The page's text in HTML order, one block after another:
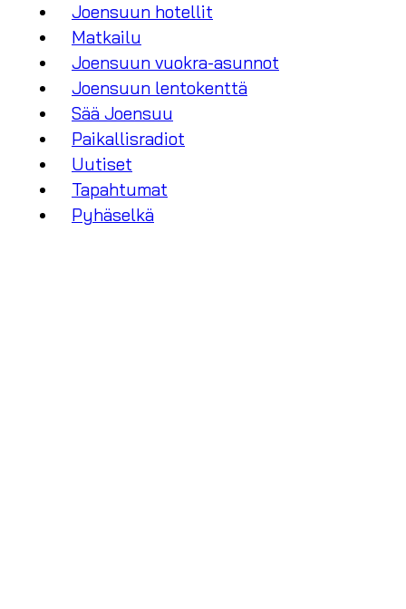
Joensuun hotellit
Matkailu
Joensuun vuokra-asunnot
Joensuun lentokenttä
Sää Joensuu
Paikallisradiot
Uutiset
Tapahtumat
Pyhäselkä